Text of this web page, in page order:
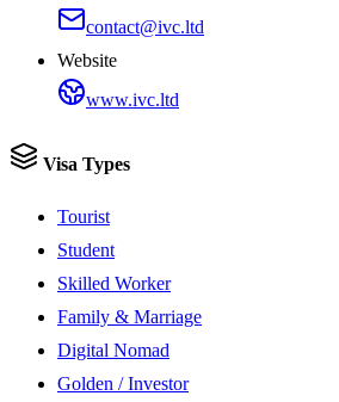
contact@ivc.ltd
Website
www.ivc.ltd
Visa Types
Tourist
Student
Skilled Worker
Family & Marriage
Digital Nomad
Golden / Investor